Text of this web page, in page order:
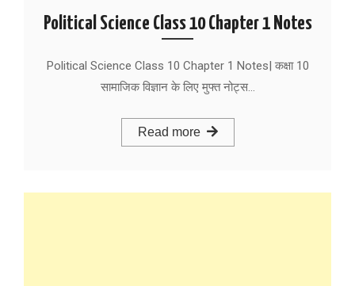
Political Science Class 10 Chapter 1 Notes
Political Science Class 10 Chapter 1 Notes| कक्षा 10
सामाजिक विज्ञान के लिए मुफ्त नोट्स…
Read more